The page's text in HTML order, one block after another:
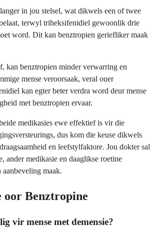
in jou stelsel, wat dikwels een of twee
terwyl triheksifenidiel gewoonlik drie
word. Dit kan benztropien geriefliker maak
kan benztropien minder verwarring en
mense veroorsaak, veral ouer
kan egter beter verdra word deur mense
met benztropien ervaar.
medikasies ewe effektief is vir die
dus kom die keuse dikwels
en leefstylfaktore. Jou dokter sal
ander medikasie en daaglikse roetine
maak.
oor Benztropine
vir mense met demensie?